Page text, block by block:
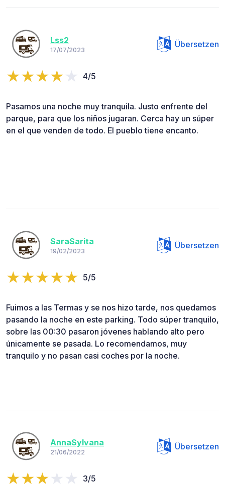
Lss2
17/07/2023
Übersetzen
4/5
Pasamos una noche muy tranquila. Justo enfrente del
parque, para que los niños jugaran. Cerca hay un súper
en el que venden de todo. El pueblo tiene encanto.
SaraSarita
19/02/2023
Übersetzen
5/5
Fuimos a las Termas y se nos hizo tarde, nos quedamos
pasando la noche en este parking. Todo súper tranquilo,
sobre las 00:30 pasaron jóvenes hablando alto pero
únicamente se pasada. Lo recomendamos, muy
tranquilo y no pasan casi coches por la noche.
AnnaSylvana
21/06/2022
Übersetzen
3/5